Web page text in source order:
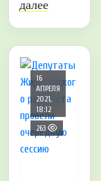
далее
16
АПРЕЛЯ
2021,
18:12
263